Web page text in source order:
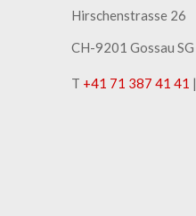
Hirschenstrasse 26
CH-9201 Gossau SG
T +41 71 387 41 41 |